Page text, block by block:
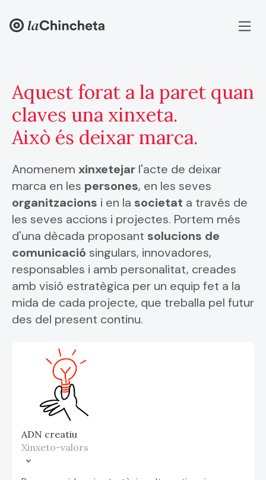
Aquest forat a la paret quan
claves una xinxeta.
Això és deixar marca.
Anomenem xinxetejar l'acte de deixar
marca en les persones, en les seves
organitzacions i en la societat a través de
les seves accions i projectes. Portem més
d'una dècada proposant solucions de
comunicació singulars, innovadores,
responsables i amb personalitat, creades
amb visió estratègica per un equip fet a la
mida de cada projecte, que treballa pel futur
des del present continu.
ADN creatiu
Xinxeto-valors